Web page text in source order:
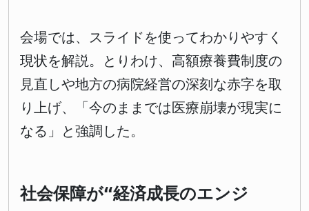
会場では、スライドを使ってわかりやすく
現状を解説。とりわけ、高額療養費制度の
見直しや地方の病院経営の深刻な赤字を取
り上げ、「今のままでは医療崩壊が現実に
なる」と強調した。
社会保障が“経済成長のエンジ